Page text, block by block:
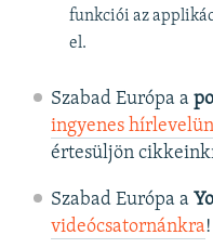
funkciói az
el.
Szabad Európa a
ingyenes
értesüljön
Szabad Európa a
videócsatornánkra!